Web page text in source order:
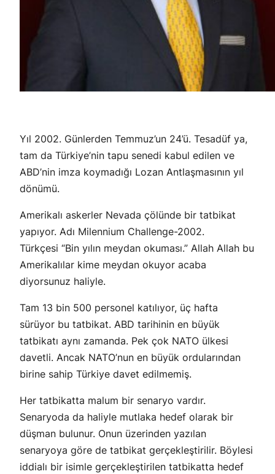
Yıl 2002. Günlerden Temmuz’un 24’ü. Tesadüf ya,
tam da Türkiye’nin tapu senedi kabul edilen ve
ABD’nin imza koymadığı Lozan Antlaşmasının yıl
dönümü.
Amerikalı askerler Nevada çölünde bir tatbikat
yapıyor. Adı Milennium Challenge-2002.
Türkçesi “Bin yılın meydan okuması.” Allah Allah bu
Amerikalılar kime meydan okuyor acaba
diyorsunuz haliyle.
Tam 13 bin 500 personel katılıyor, üç hafta
sürüyor bu tatbikat. ABD tarihinin en büyük
tatbikatı aynı zamanda. Pek çok NATO ülkesi
davetli. Ancak NATO’nun en büyük ordularından
birine sahip Türkiye davet edilmemiş.
Her tatbikatta malum bir senaryo vardır.
Senaryoda da haliyle mutlaka hedef olarak bir
düşman bulunur. Onun üzerinden yazılan
senaryoya göre de tatbikat gerçekleştirilir. Böylesi
iddialı bir isimle gerçekleştirilen tatbikatta hedef